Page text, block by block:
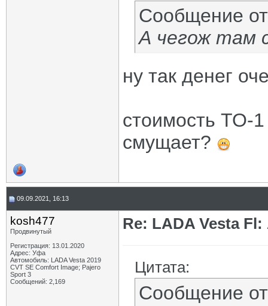
Сообщение
А чегож там
ну так денег
стоимость ТО-
смущает?
09.09.2021, 16:13
kosh477
Продвинутый
Регистрация: 13.01.2020
Адрес: Уфа
Автомобиль: LADA Vesta 2019
CVT SE Comfort Image; Pajero
Sport 3
Сообщений: 2,169
Re: LADA Vesta
Цитата:
Сообщение